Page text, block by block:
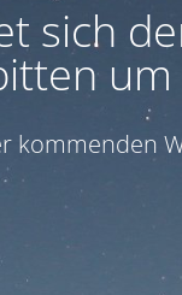
sich
kommenden